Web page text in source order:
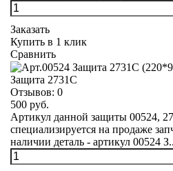
Заказать
Купить в 1 клик
Сравнить
Защита 2731С
Отзывов: 0
500 руб.
Артикул данной защиты 00524,
специализируется на продаже
наличии деталь - артикул 00524